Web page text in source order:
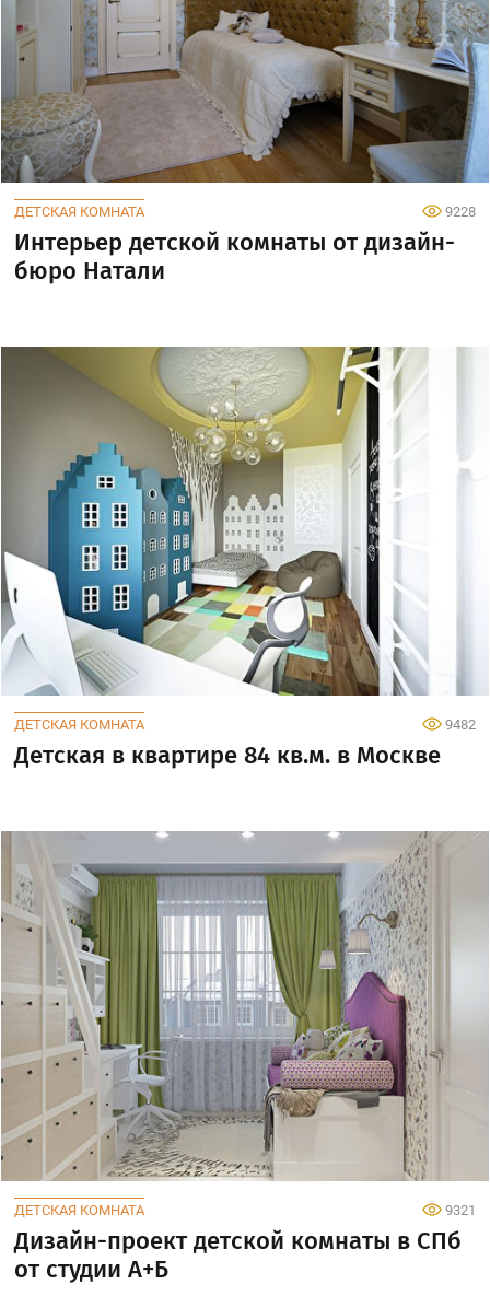
ДЕТСКАЯ КОМНАТА 9228
Интерьер детской комнаты от дизайн-
бюро Натали
ДЕТСКАЯ КОМНАТА 9482
Детская в квартире 84 кв.м. в Москве
ДЕТСКАЯ КОМНАТА 9321
Дизайн-проект детской комнаты в СПб
от студии А+Б